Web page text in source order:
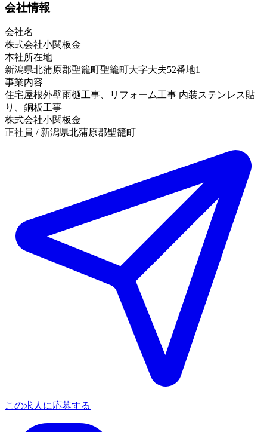
会社情報
会社名
株式会社小関板金
本社所在地
新潟県北蒲原郡聖籠町聖籠町大字大夫52番地1
事業内容
住宅屋根外壁雨樋工事、リフォーム工事 内装ステンレス貼
り、銅板工事
株式会社小関板金
正社員 / 新潟県北蒲原郡聖籠町
この求人に応募する